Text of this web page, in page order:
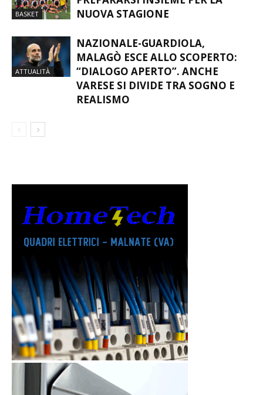
BASKET
NUOVA STAGIONE
ATTUALITÀ
NAZIONALE-GUARDIOLA,
MALAGÒ ESCE ALLO SCOPERTO:
“DIALOGO APERTO”. ANCHE
VARESE SI DIVIDE TRA SOGNO E
REALISMO